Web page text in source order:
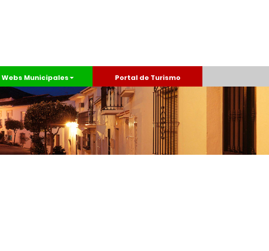
Webs Municipales Portal de Turismo